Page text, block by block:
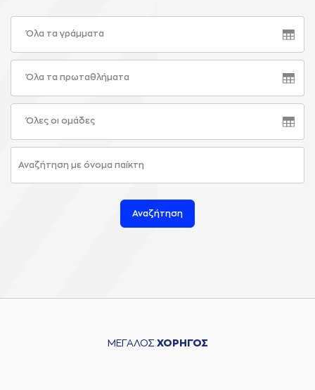
Όλα τα γράμματα
Όλα τα πρωταθλήματα
Όλες οι ομάδες
Αναζήτηση
ΜΕΓΑΛΟΣ ΧΟΡΗΓΟΣ